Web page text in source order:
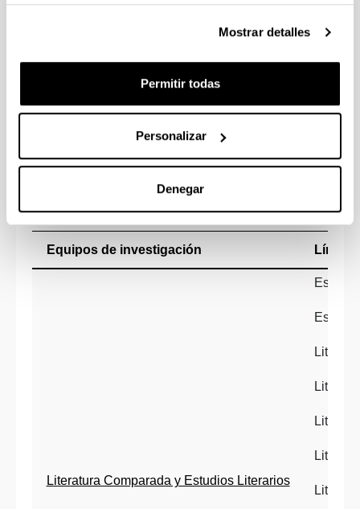
Mostrar detalles
Permitir todas
Personalizar
Denegar
literaturacomparada.doke@ehu.eus
Equipos y líneas de
Equipos de investigación Líneas
Literatura Comparada y Estudios Literarios